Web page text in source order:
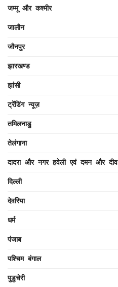
जम्मू और कश्मीर
जालौन
जौनपुर
झारखण्ड
झांसी
ट्रेंडिंग न्यूज़
तमिलनाडु
तेलंगाना
दादरा और नगर हवेली एवं दमन और दीव
दिल्ली
देवरिया
धर्म
पंजाब
पश्चिम बंगाल
पुडुचेरी